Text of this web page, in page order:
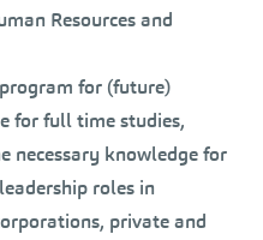
Resources and
for (future)
for full time studies,
necessary knowledge for
roles in
private and